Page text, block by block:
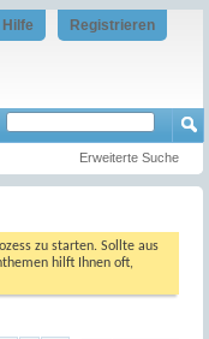
Registrieren
Hilfe
Erweiterte Suche
zu starten. Sollte aus
hilft Ihnen oft,